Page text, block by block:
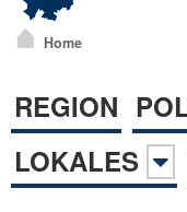
Home
REGION
LOKALES